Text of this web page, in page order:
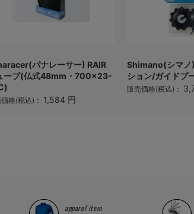
パナレーサー) RAIR
ーブ(仏式48mm・700×23-
格(税込)： 1,584 円
Shimano(シマ
ション/ガイドプ
販売価格(税込)：
apparel item